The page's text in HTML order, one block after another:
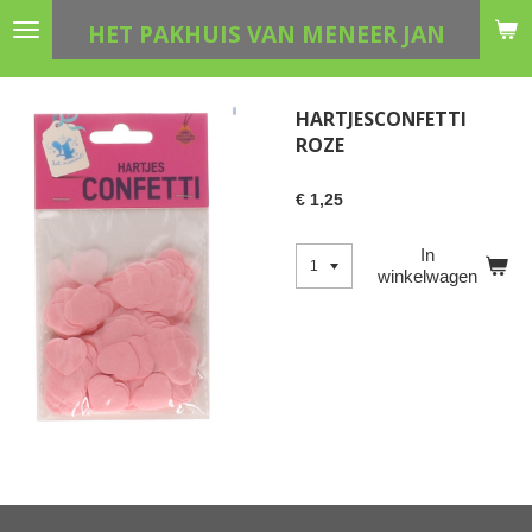
Ga
hoofdinhoud
HET PAKHUIS VAN MENEER JAN
HARTJESCONFETTI
ROZE
€ 1,25
In
winkelwagen